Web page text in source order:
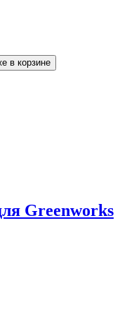
в корзине
Greenworks